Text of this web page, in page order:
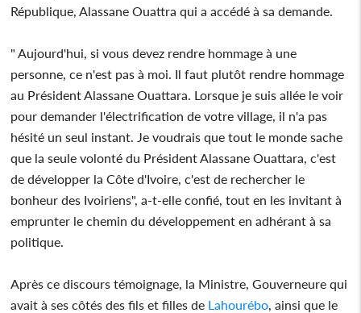
République, Alassane Ouattra qui a accédé à sa demande.
" Aujourd'hui, si vous devez rendre hommage à une
personne, ce n'est pas à moi. Il faut plutôt rendre hommage
au Président Alassane Ouattara. Lorsque je suis allée le voir
pour demander l'électrification de votre village, il n'a pas
hésité un seul instant. Je voudrais que tout le monde sache
que la seule volonté du Président Alassane Ouattara, c'est
de développer la Côte d'Ivoire, c'est de rechercher le
bonheur des Ivoiriens", a-t-elle confié, tout en les invitant à
emprunter le chemin du développement en adhérant à sa
politique.
Après ce discours témoignage, la Ministre, Gouverneure qui
avait à ses côtés des fils et filles de Lahourébo , ainsi que le